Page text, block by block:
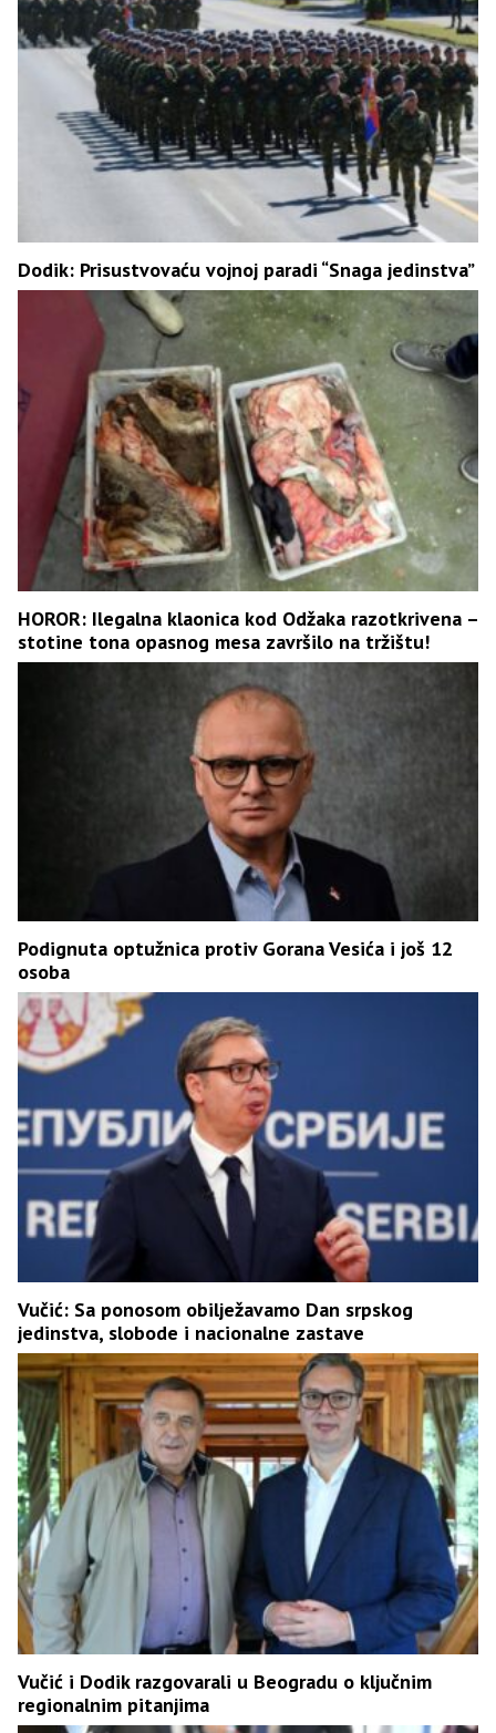
Dodik: Prisustvovaću vojnoj paradi “Snaga jedinstva”
HOROR: Ilegalna klaonica kod Odžaka razotkrivena –
stotine tona opasnog mesa završilo na tržištu!
Podignuta optužnica protiv Gorana Vesića i još 12
osoba
Vučić: Sa ponosom obilježavamo Dan srpskog
jedinstva, slobode i nacionalne zastave
Vučić i Dodik razgovarali u Beogradu o ključnim
regionalnim pitanjima